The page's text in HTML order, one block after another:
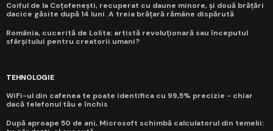
Coiful de la Coțofenești, recuperat cu daune minore, și două brățări
dacice găsite după 14 luni. A treia brățară rămâne dispărută
România, cucerită de Lolita: artistă revoluționară sau începutul
sfârșitului pentru creatorii umani?
TEHNOLOGIE
WiFi-ul din cafenea te poate identifica cu 99,5% precizie - chiar
dacă telefonul tău e închis
După aproape 50 de ani, Microsoft schimbă calculatorul din temelii: